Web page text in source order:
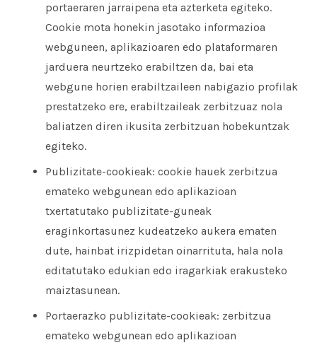
portaeraren jarraipena eta azterketa egiteko.
Cookie mota honekin jasotako informazioa
webguneen, aplikazioaren edo plataformaren
jarduera neurtzeko erabiltzen da, bai eta
webgune horien erabiltzaileen nabigazio profilak
prestatzeko ere, erabiltzaileak zerbitzuaz nola
baliatzen diren ikusita zerbitzuan hobekuntzak
egiteko.
Publizitate-cookieak: cookie hauek zerbitzua
emateko webgunean edo aplikazioan
txertatutako publizitate-guneak
eraginkortasunez kudeatzeko aukera ematen
dute, hainbat irizpidetan oinarrituta, hala nola
editatutako edukian edo iragarkiak erakusteko
maiztasunean.
Portaerazko publizitate-cookieak: zerbitzua
emateko webgunean edo aplikazioan